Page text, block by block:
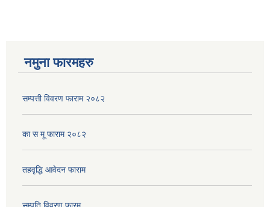
नमुना फारमहरु
सम्पत्ती विवरण फाराम २०८२
का स मू फाराम २०८२
तहवृद्धि आवेदन फाराम